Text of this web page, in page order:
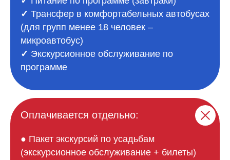
✓ Трансфер в комфортабельных автобусах
(для групп менее 18 человек –
микроавтобус)
✓ Экскурсионное обслуживание по
программе
Оплачивается отдельно:
● Пакет экскурсий по усадьбам
(экскурсионное обслуживание + билеты)